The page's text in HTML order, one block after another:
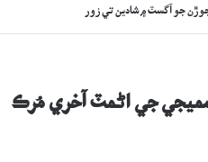
نوجوان ڪيئن فوت ٿيو؟
جي اڻمٽ آخري مُرڪ